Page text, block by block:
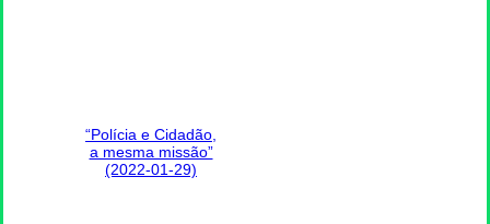
“Polícia e Cidadão,
a mesma missão”
(2022-01-29)